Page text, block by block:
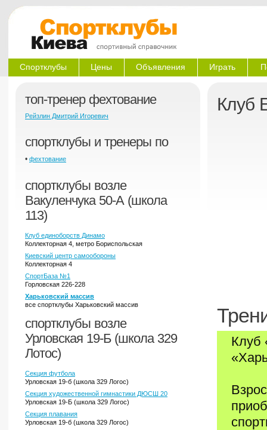
Спортклубы Цены Объявления Играть
топ-тренер фехтование
Рейзлин Дмитрий Игоревич
спортклубы и тренеры по
• фехтование
спортклубы возле
Вакуленчука 50-А (школа
113)
Клуб единоборств Динамо
Коллекторная 4, метро Бориспольская
Киевский центр самообороны
Коллекторная 4
СпортБаза №1
Горловская 226-228
Харьковский массив
все спортклубы Харьковский массив
спортклубы возле
Урловская 19-Б (школа 329
Лотос)
Секция футбола
Урловская 19-б (школа 329 Логос)
Секция художественной гимнастики ДЮСШ 20
Урловская 19-Б (школа 329 Логос)
Секция плавания
Урловская 19-б (школа 329 Логос)
Клуб
Клуб